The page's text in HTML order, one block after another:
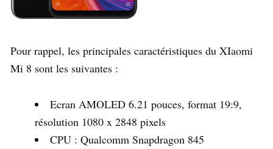
Pour rappel, les principales caractéristiques du XIaomi
Mi 8 sont les suivantes :
Ecran AMOLED 6.21 pouces, format 19:9,
résolution 1080 x 2848 pixels
CPU : Qualcomm Snapdragon 845